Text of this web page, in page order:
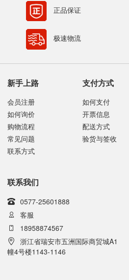
正品保证
极速物流
新手上路
会员注册
如何询价
购物流程
常见问题
联系方式
支付方式
如何支付
开票信息
配送方式
验货与签收
联系我们
0577-25601888
客服
18958874567
浙江省瑞安市五洲国际商贸城A1
幢4号楼1143-1146